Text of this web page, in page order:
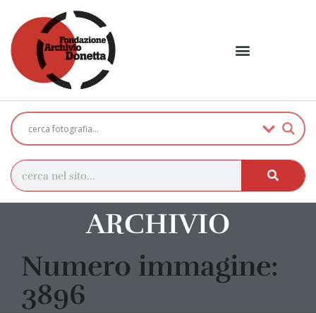
ARCHIVIO
Numero immagine:
3896